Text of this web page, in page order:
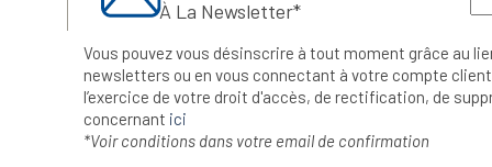
À La Newsletter*
Vous pouvez vous désinscrire à tout moment grâce au
newsletters ou en vous connectant à votre compte
l’exercice de votre droit d'accès, de rectification, de
concernant ici
*Voir conditions dans votre email de confirmation